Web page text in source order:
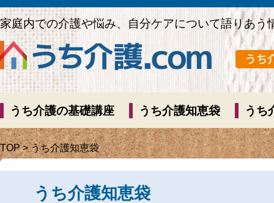
家庭内での介護や悩み、自分ケアについて語りあう
うち介護の基礎講座 うち介護知恵袋 うち
TOP> うち介護知恵袋
うち介護知恵袋